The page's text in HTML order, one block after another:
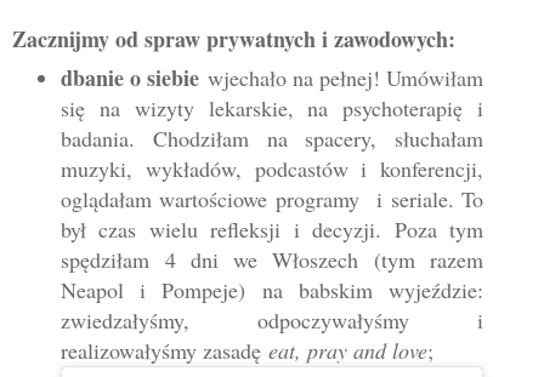
Zacznijmy od spraw prywatnych i zawodowych:
dbanie o siebie wjechało na pełnej! Umówiłam
się na wizyty lekarskie, na psychoterapię i
badania. Chodziłam na spacery, słuchałam
muzyki, wykładów, podcastów i konferencji,
oglądałam wartościowe programy i seriale. To
był czas wielu refleksji i decyzji. Poza tym
spędziłam 4 dni we Włoszech (tym razem
Neapol i Pompeje) na babskim wyjeździe:
zwiedzałyśmy, odpoczywałyśmy i
realizowałyśmy zasadę eat, pray and love;